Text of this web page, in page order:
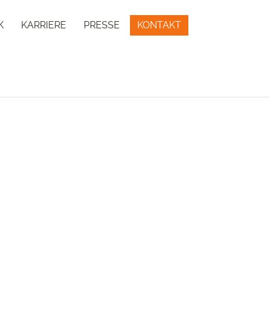
KARRIERE PRESSE KONTAKT